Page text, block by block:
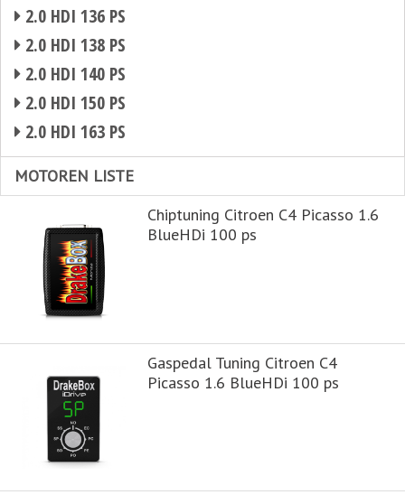
2.0 HDI 136 PS
2.0 HDI 138 PS
2.0 HDI 140 PS
2.0 HDI 150 PS
2.0 HDI 163 PS
MOTOREN LISTE
Chiptuning Citroen C4 Picasso 1.6
BlueHDi 100 ps
Gaspedal Tuning Citroen C4
Picasso 1.6 BlueHDi 100 ps